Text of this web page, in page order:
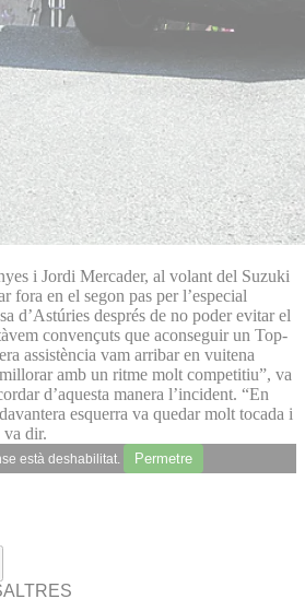
i Jordi Mercader, al volant del Suzuki
fora en el segon pas per l’especial
d’Astúries després de no poder evitar el
convençuts que aconseguir un Top-
assistència vam arribar en vuitena
amb un ritme molt competitiu”, va
d’aquesta manera l’incident. “En
esquerra va quedar molt tocada i
va dir.
està deshabilitat. Permetre